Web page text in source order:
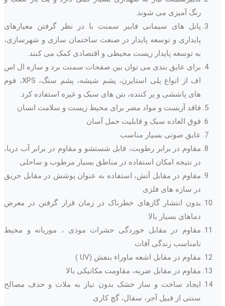
رنگ آمیزی می شوند.
پانل های سیمانی فایبر سمنت با در نظر گرفتن معیارهای
پایداری و توسعه پایدار در صنعت ساختمان سازی و شهرسازی،
به توسعه پایدار زیست محیطی و اقتصادی کمک می کنند.
برای عایق بندی می توان بین صفحات سمنت برد و سازه ال اس
اف از انواع پلی استایرن، پشم شیشه، پشم سنگ، XPS، فوم
های پاششی و پر کننده، بتن های سبک و غیره استفاده کرد.
فاقد آزبست و مواد مضر برای محیط زیست و سلامت انسان
فوق العاده سبک و قابلیت حمل آسان
عایق صوتی بسیار مناسب
مقاوم در برابر رطوبت، قابل شستشو و مقاوم در برابر آب دریا،
در نتیجه امکان استفاده در مناطق بسیار مرطوب و ساحلی
مقاوم در مقابل آتش، استفاده به عنوان پوشش در مقابل حریق
در سازه های فلزی
بدون انتشار گازهای خطرناک در زمان قرار گرفتن در معرض
دماهای بسیار بالا
مقاوم در مقابل خوردگی حشرات موذی ، موریانه و محیط
نامناسب زندگی آفات
مقاوم در مقابل اشعه ماوراء بنفش (UV )
مقاوم در مقابل ضربه، مقاومت مکانیکی بالا
ایجاد ساخت و ساز خشک بدون نیاز به ملات و حذف مصالح
سنتی از قبیل آجر، سفال، گچ کاری